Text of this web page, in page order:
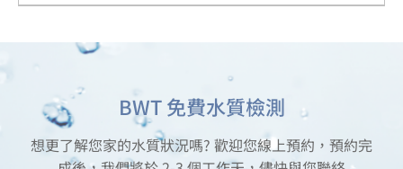
BWT 免費水質檢測
想更了解您家的水質狀況嗎? 歡迎您線上預約，預約完